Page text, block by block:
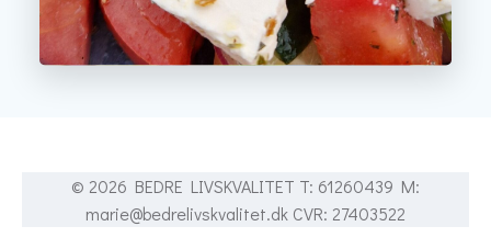
© 2026 BEDRE LIVSKVALITET T: 61260439 M:
marie@bedrelivskvalitet.dk CVR: 27403522